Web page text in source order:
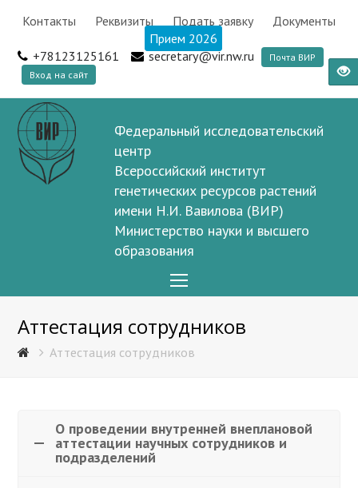
Контакты Реквизиты Подать заявку
Документы
Прием 2026
+78123125161
secretary@vir.nw.ru
Почта ВИР
Вход на сайт
Федеральный исследовательский
центр
Всероссийский институт
генетических ресурсов растений
имени Н.И. Вавилова (ВИР)
Министерство науки и высшего
образования
Menu
Аттестация сотрудников
Аттестация сотрудников
О проведении внутренней внеплановой
аттестации научных сотрудников и
подразделений